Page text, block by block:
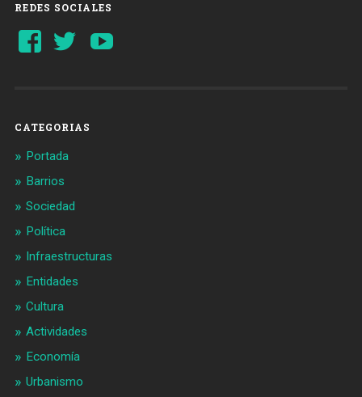
REDES SOCIALES
Ver
perfil
Ver
perfil
CATEGORIAS
Portada
Barrios
Sociedad
Política
Infraestructuras
Entidades
Cultura
Actividades
Economía
Urbanismo